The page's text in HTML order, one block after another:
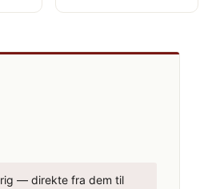
— direkte fra dem til